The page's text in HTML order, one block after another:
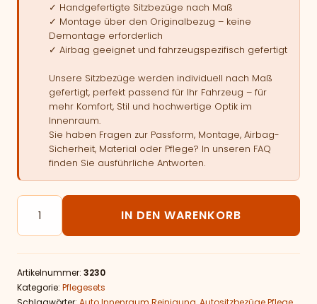
✓ Handgefertigte Sitzbezüge nach Maß
✓ Montage über den Originalbezug – keine
Demontage erforderlich
✓ Airbag geeignet und fahrzeugspezifisch gefertigt
Unsere Sitzbezüge werden individuell nach Maß
gefertigt, perfekt passend für Ihr Fahrzeug – für
mehr Komfort, Stil und hochwertige Optik im
Innenraum.
Sie haben Fragen zur Passform, Montage, Airbag-
Sicherheit, Material oder Pflege? In unseren FAQ
finden Sie ausführliche Antworten.
PURATEX Pflege-Set für Mikrofaser & Stoffbezüge
IN DEN WARENKORB
Artikelnummer: 3230
Kategorie: Pflegesets